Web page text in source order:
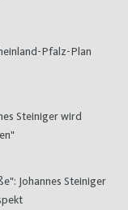
Pfalz-Plan
Steiniger wird
Johannes Steiniger